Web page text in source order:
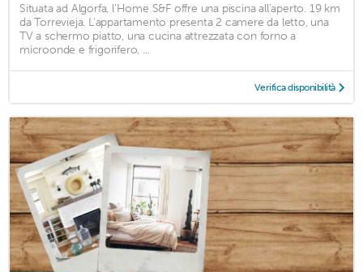
Situata ad Algorfa, l'Home S&F offre una piscina all'aperto. 19 km
da Torrevieja. L'appartamento presenta 2 camere da letto, una
TV a schermo piatto, una cucina attrezzata con forno a
microonde e frigorifero, ...
Verifica disponibilità